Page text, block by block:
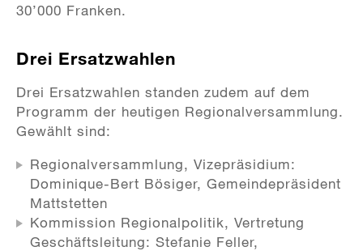
30’000 Franken.
Drei Ersatzwahlen
Drei Ersatzwahlen standen zudem auf dem
Programm der heutigen Regionalversammlung.
Gewählt sind:
Regionalversammlung, Vizepräsidium:
Dominique-Bert Bösiger, Gemeindepräsident
Mattstetten
Kommission Regionalpolitik, Vertretung
Geschäftsleitung: Stefanie Feller,